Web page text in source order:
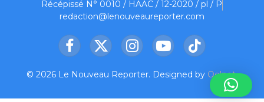
Récépissé N° 0010 / HAAC / 12-2020 / pl / P
redaction@lenouveaureporter.com
Facebook
X
InstagramYouTubeTikTok
© 2026 Le Nouveau Reporter. Designed by Oelnet.